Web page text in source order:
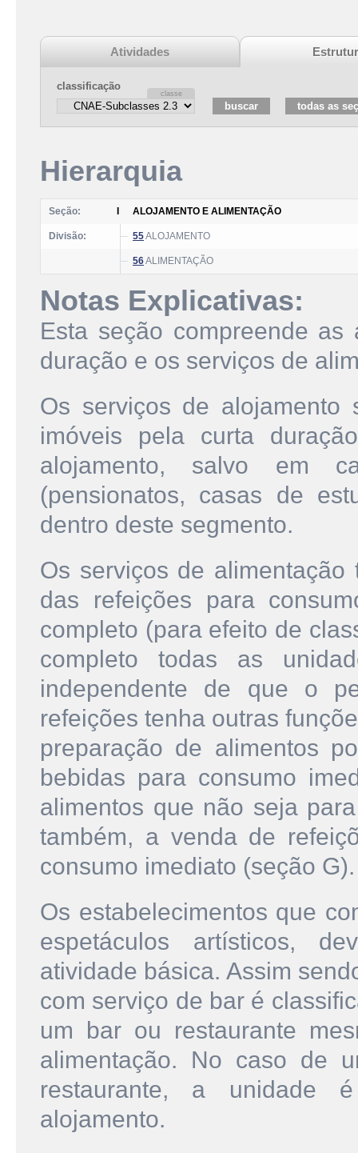
Atividades
classificação
Hierarquia
Seção: ALOJAMENTO E ALIMENTAÇÃO
Divisão: 55ALOJAMENTO
56ALIMENTAÇÃO
Notas Explicativas:
Esta seção compreende
duração e os serviços de
Os serviços de
imóveis pela curta
alojamento, salvo em
(pensionatos, casas de
dentro deste segmento.
Os serviços de
das refeições para
completo (para efeito de
completo todas as
independente de que o
refeições tenha outras
preparação de alimentos
bebidas para consumo
alimentos que não seja
também, a venda de
consumo imediato (seção G).
Os estabelecimentos que
espetáculos artísticos,
atividade básica. Assim
com serviço de bar é
um bar ou restaurante
alimentação. No caso de
restaurante, a unidade
alojamento.